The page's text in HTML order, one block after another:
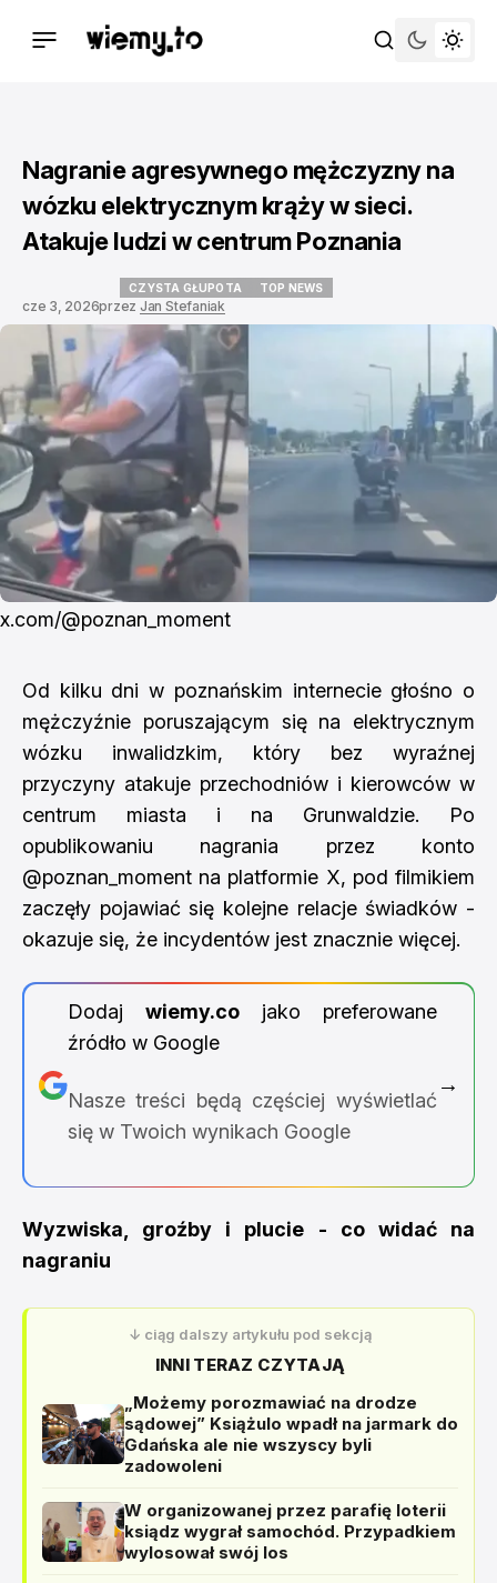
Nagranie agresywnego mężczyzny na
wózku elektrycznym krąży w sieci.
Atakuje ludzi w centrum Poznania
CZYSTA GŁUPOTA TOP NEWS
cze 3, 2026przez Jan Stefaniak
x.com/@poznan_moment
Od kilku dni w poznańskim internecie głośno o
mężczyźnie poruszającym się na elektrycznym
wózku inwalidzkim, który bez wyraźnej
przyczyny atakuje przechodniów i kierowców w
centrum miasta i na Grunwaldzie. Po
opublikowaniu nagrania przez konto
@poznan_moment na platformie X, pod filmikiem
zaczęły pojawiać się kolejne relacje świadków -
okazuje się, że incydentów jest znacznie więcej.
Dodaj wiemy.cojako preferowane
źródło w Google
Nasze treści będą częściej wyświetlać
się w Twoich wynikach Google
→
Wyzwiska, groźby i plucie - co widać na
nagraniu
↓ ciąg dalszy artykułu pod sekcją
INNI TERAZ CZYTAJĄ
„Możemy porozmawiać na drodze
sądowej” Książulo wpadł na jarmark do
Gdańska ale nie wszyscy byli
zadowoleni
W organizowanej przez parafię loterii
ksiądz wygrał samochód. Przypadkiem
wylosował swój los